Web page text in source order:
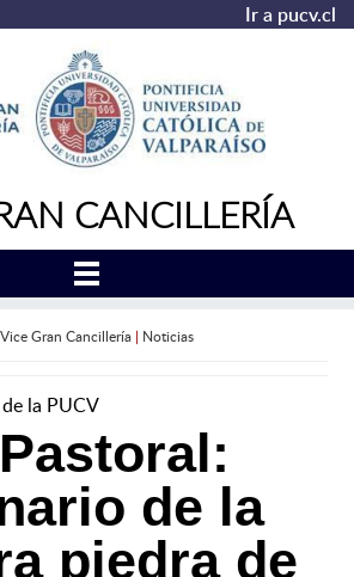
Ir a pucv.cl
CANCILLERÍA
Vice Gran Cancillería| Noticias
la PUCV
de la
piedra de